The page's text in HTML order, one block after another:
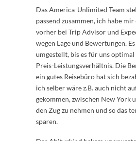
Das America-Unlimited Team
passend zusammen, ich habe
vorher bei Trip Advisor und
wegen Lage und Bewertungen.
umgestellt, bis es für uns optimal
Preis-Leistungsverhältnis. Die
ein gutes Reisebüro hat sich
ich selber wäre z.B. auch nicht
gekommen, zwischen New York
den Zug zu nehmen und so das
sparen.